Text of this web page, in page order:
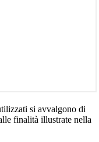
si avvalgono di
finalità illustrate nella